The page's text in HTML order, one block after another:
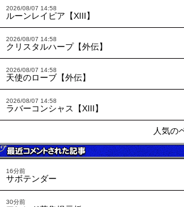
2026/08/07 14:58
ルーンレイピア【XIII】
2026/08/07 14:58
クリスタルハープ【外伝】
2026/08/07 14:58
天使のローブ【外伝】
2026/08/07 14:58
ラバーコンシャス【XIII】
人気の
16分前
サボテンダー
30分前